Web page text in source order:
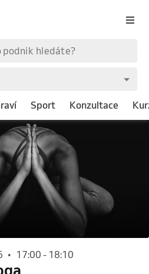
Sport Konzultace
• 17:00 - 18:10